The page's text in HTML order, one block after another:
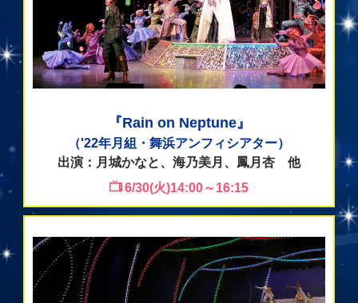
『Rain on Neptune』
（'22年月組・舞浜アンフィシアター）
出演：月城かなと、海乃美月、鳳月杏 他
6/30(火)14:00～16:15